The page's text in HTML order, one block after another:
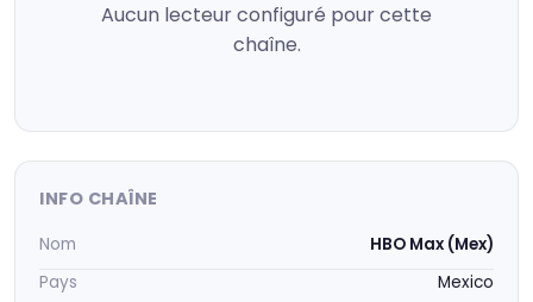
Aucun lecteur configuré pour cette
chaîne.
INFO CHAÎNE
Nom
HBO Max (Mex)
Pays
Mexico